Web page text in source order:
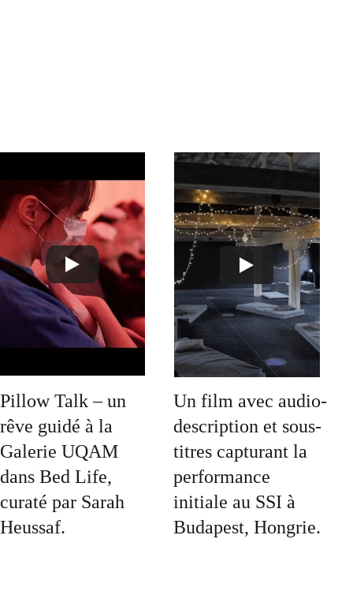
Pillow Talk – un
rêve guidé à la
Galerie UQAM
dans Bed Life,
curaté par Sarah
Heussaf.
Un film avec audio-
description et sous-
titres capturant la
performance
initiale au SSI à
Budapest, Hongrie.